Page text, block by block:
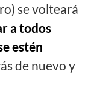
se volteará
a todos
estén
de nuevo y